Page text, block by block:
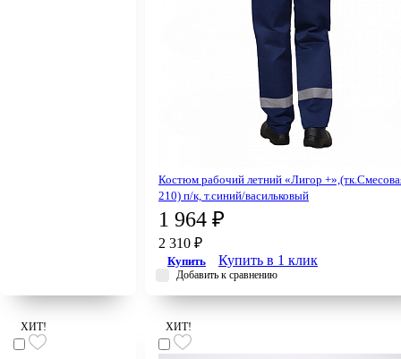
Костюм рабочий летний «Лигор
210) п/к, т.синий/васильковый
1 964 ₽
2 310 ₽
Купить Купить в 1 клик
Добавить к сравнению
ХИТ! ХИТ!